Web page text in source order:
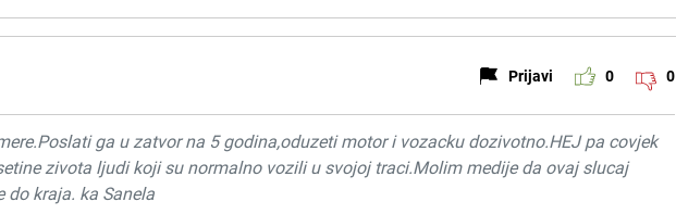
Prijavi 0 0
ga u zatvor na 5 godina,oduzeti motor i vozacku dozivotno.HEJ pa covjek
zivota ljudi koji su normalno vozili u svojoj traci.Molim medije da ovaj slucaj
do kraja. ka Sanela